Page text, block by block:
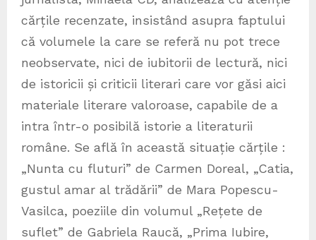
cărțile recenzate, insistând asupra faptului
că volumele la care se referă nu pot trece
neobservate, nici de iubitorii de lectură, nici
de istoricii și criticii literari care vor găsi aici
materiale literare valoroase, capabile de a
intra într-o posibilă istorie a literaturii
române. Se află în această situație cărțile :
„Nunta cu fluturi” de Carmen Doreal, „Catia,
gustul amar al trădării” de Mara Popescu-
Vasilca, poeziile din volumul „Rețete de
suflet” de Gabriela Raucă, „Prima Iubire,